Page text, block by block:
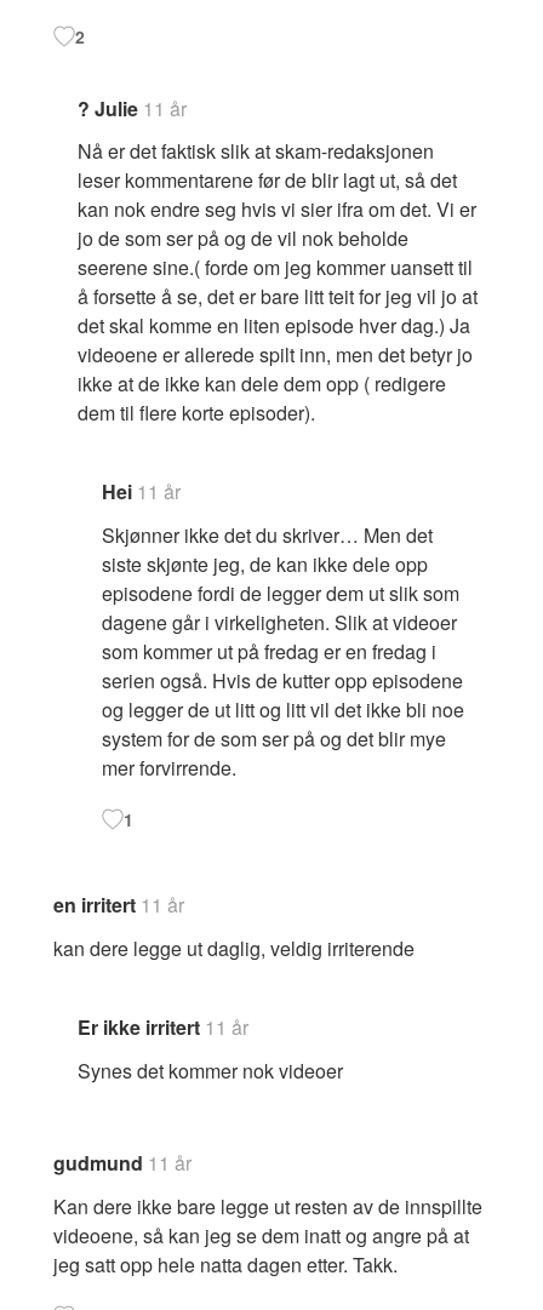
2
? Julie 11 år
Nå er det faktisk slik at skam-redaksjonen
leser kommentarene før de blir lagt ut, så det
kan nok endre seg hvis vi sier ifra om det. Vi er
jo de som ser på og de vil nok beholde
seerene sine.( forde om jeg kommer uansett til
å forsette å se, det er bare litt teit for jeg vil jo at
det skal komme en liten episode hver dag.) Ja
videoene er allerede spilt inn, men det betyr jo
ikke at de ikke kan dele dem opp ( redigere
dem til flere korte episoder).
Hei 11 år
Skjønner ikke det du skriver… Men det
siste skjønte jeg, de kan ikke dele opp
episodene fordi de legger dem ut slik som
dagene går i virkeligheten. Slik at videoer
som kommer ut på fredag er en fredag i
serien også. Hvis de kutter opp episodene
og legger de ut litt og litt vil det ikke bli noe
system for de som ser på og det blir mye
mer forvirrende.
1
en irritert 11 år
kan dere legge ut daglig, veldig irriterende
Er ikke irritert 11 år
Synes det kommer nok videoer
gudmund 11 år
Kan dere ikke bare legge ut resten av de innspillte
videoene, så kan jeg se dem inatt og angre på at
jeg satt opp hele natta dagen etter. Takk.